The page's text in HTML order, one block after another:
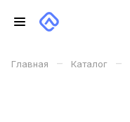
Главная – Каталог –